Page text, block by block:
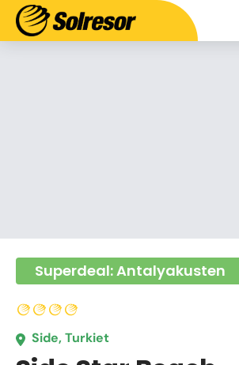
Superdeal: Antalyakusten
Side, Turkiet